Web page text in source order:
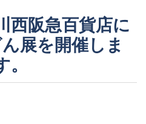
西阪急百貨店に
展を開催しま
。